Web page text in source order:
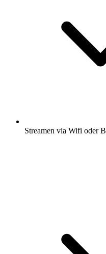
Streamen via Wifi oder